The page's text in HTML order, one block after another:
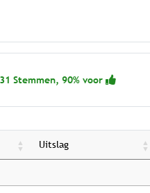
Stemmen, 90% voor
Uitslag